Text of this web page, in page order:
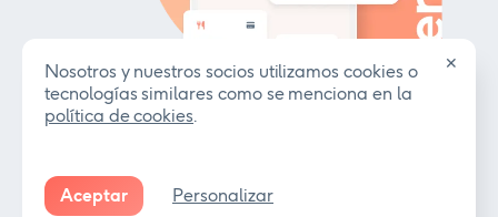
Nosotros y nuestros socios utilizamos cookies o
tecnologías similares como se menciona en la
política de cookies.
Aceptar Personalizar
✕